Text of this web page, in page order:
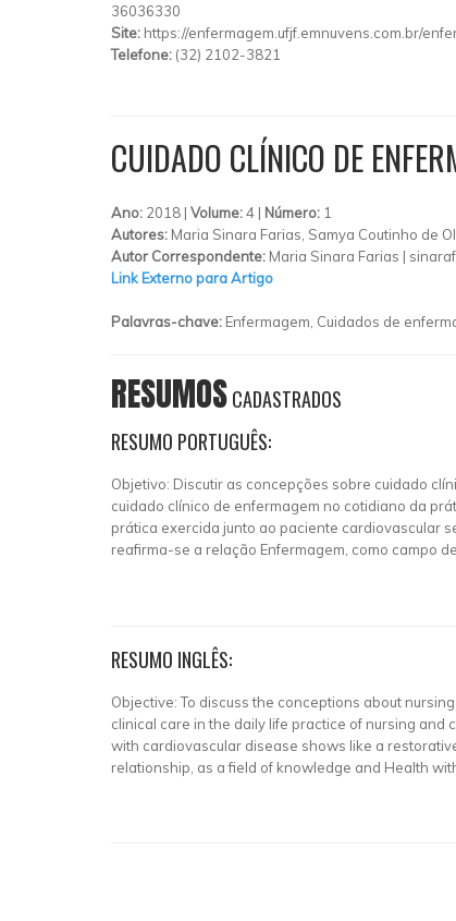
36036330
Site: https://enfermagem.ufjf.emnuvens.com.br/
Telefone: (32) 2102-3821
CUIDADO CLÍNICO DE
Ano: 2018 | Volume:4 | Número: 1
Autores: Maria Sinara Farias, Samya Coutinho de
Autor Correspondente: Maria Sinara Farias |
Link Externo para Artigo
Palavras-chave: Enfermagem, Cuidados de
RESUMOSCADASTRADOS
RESUMO PORTUGUÊS:
Objetivo: Discutir as concepções sobre cuidado
cuidado clínico de enfermagem no cotidiano da
prática exercida junto ao paciente cardiovascular
reafirma-se a relação Enfermagem, como campo
RESUMO INGLÊS:
Objective: To discuss the conceptions about
clinical care in the daily life practice of nursing
with cardiovascular disease shows like a
relationship, as a field of knowledge and Health